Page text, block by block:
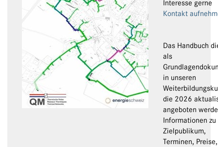
Interesse gerne
Kontakt
Das Handbuch
als
in unseren
die 2026
angeboten
Informationen zu
Zielpublikum,
Terminen, Preise,